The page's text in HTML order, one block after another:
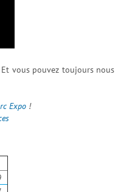
vous pouvez toujours nous
Expo !